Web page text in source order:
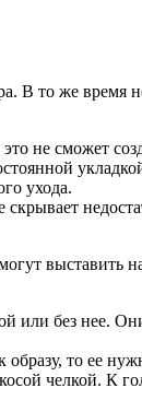
В то же время
не сможет
ухода.
выставить
или без нее.
то ее
челкой. К